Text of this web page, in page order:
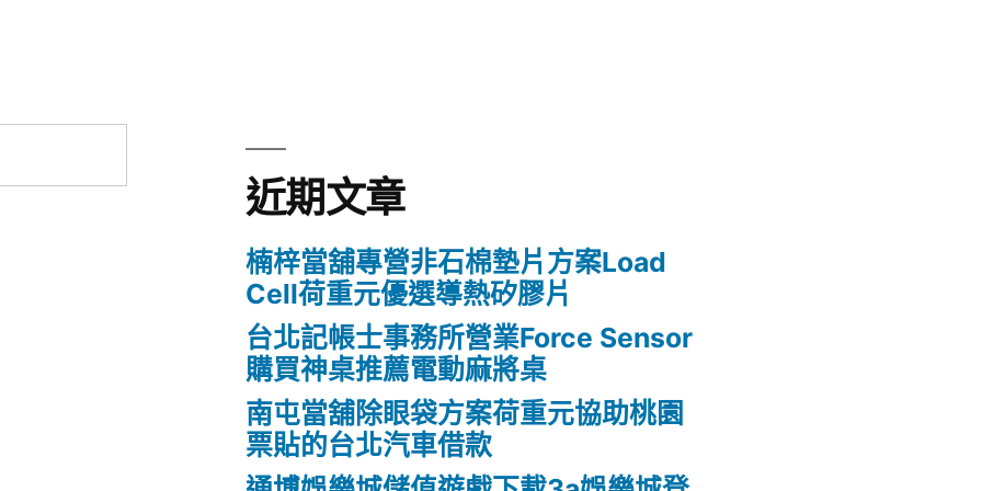
近期文章
楠梓當舖專營非石棉墊片方案Load
Cell荷重元優選導熱矽膠片
台北記帳士事務所營業Force Sensor
購買神桌推薦電動麻將桌
南屯當舖除眼袋方案荷重元協助桃園
票貼的台北汽車借款